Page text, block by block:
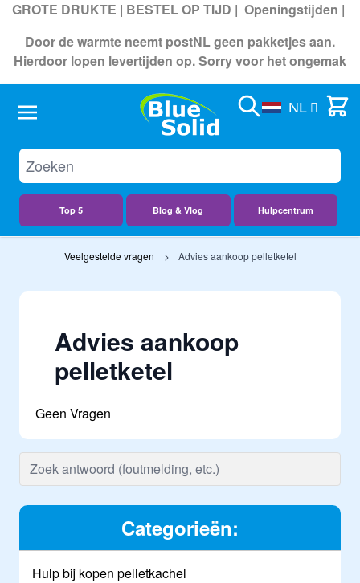
GROTE DRUKTE | BESTEL OP TIJD | Openingstijden |
Door de warmte neemt postNL geen pakketjes aan.
Hierdoor lopen levertijden op. Sorry voor het ongemak
Top 5 Blog & Vlog Hulpcentrum
Search NL Cart
Veelgestelde vragen Advies aankoop pelletketel
Advies aankoop
pelletketel
Geen Vragen
Categorieën:
Hulp bij kopen pelletkachel